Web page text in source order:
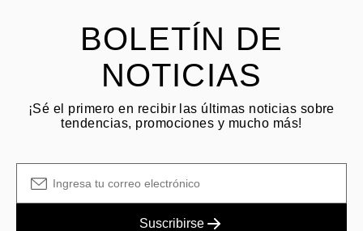
BOLETÍN DE
NOTICIAS
¡Sé el primero en recibir las últimas noticias sobre
tendencias, promociones y mucho más!
Suscribirse